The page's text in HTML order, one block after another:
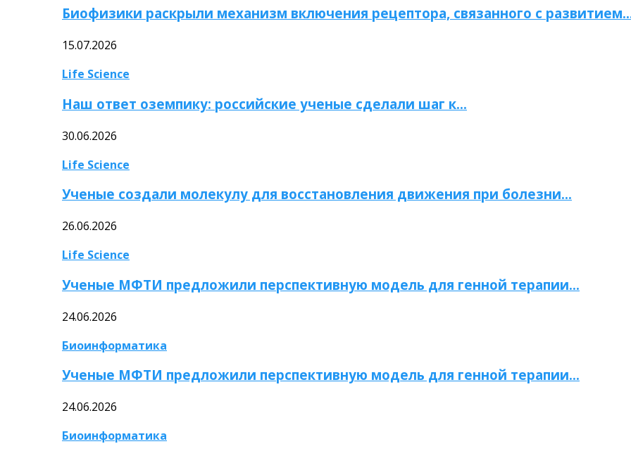
Биофизики раскрыли механизм включения рецептора, связанного с
15.07.2026
Life Science
Наш ответ оземпику: российские ученые сделали шаг к…
30.06.2026
Life Science
Ученые создали молекулу для восстановления движения при болезни…
26.06.2026
Life Science
Ученые МФТИ предложили перспективную модель для генной терапии…
24.06.2026
Биоинформатика
Ученые МФТИ предложили перспективную модель для генной терапии…
24.06.2026
Биоинформатика